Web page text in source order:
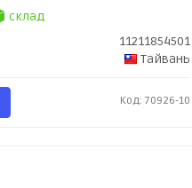
склад
11211854501
Тайвань
Код: 70926-10